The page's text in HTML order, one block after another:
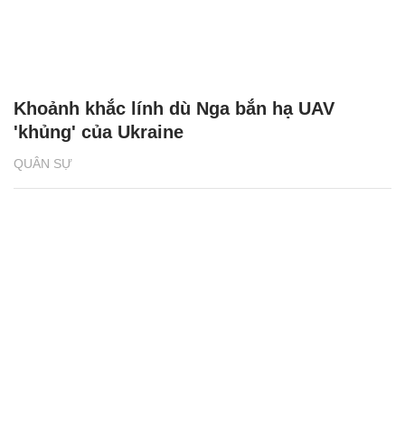
QUÂN SỰ
Khoảnh khắc lính dù Nga bắn hạ UAV
'khủng' của Ukraine